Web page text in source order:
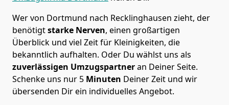
Wer von Dortmund nach Recklinghausen zieht, der
benötigtstarke Nerven, einen großartigen
Überblick und viel Zeit für Kleinigkeiten, die
bekanntlich aufhalten. Oder Du wählst uns als
zuverlässigen Umzugspartneran Deiner Seite.
Schenke uns nur 5 Minuten Deiner Zeit und wir
übersenden Dir ein individuelles Angebot.